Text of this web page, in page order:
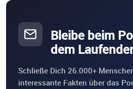
Bleibe beim
dem
Schließe Dich 26.000+
interessante Fakten über das